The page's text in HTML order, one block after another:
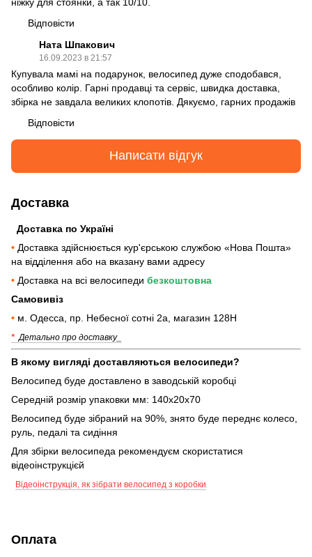
Відповісти
Ната Шпакович
16.09.2023 в 21:57
Купувала мамі на подарунок, велосипед дуже сподобався,
особливо колір. Гарні продавці та сервіс, швидка доставка,
збірка не завдала великих клопотів. Дякуємо, гарних продажів
Відповісти
Написати відгук
Доставка
Доставка по Україні
• Доставка здійснюється кур'єрською службою «Нова Пошта»
на відділення або на вказану вами адресу
• Доставка на всі велосипеди безкоштовна
Самовивіз
• м. Одесса, пр. Небесної сотні 2а, магазин 128Н
* Детально про доставку_
В якому вигляді доставляються велосипеди?
Велосипед буде доставлено в заводській коробці
Середній розмір упаковки мм: 140х20х70
Велосипед буде зібраний на 90%, знято буде переднє колесо,
руль, педалі та сидіння
Для збірки велосипеда рекомендуєм скористатися
відеоінструкцієй
Відеоінструкція, як зібрати велосипед з коробки
Оплата